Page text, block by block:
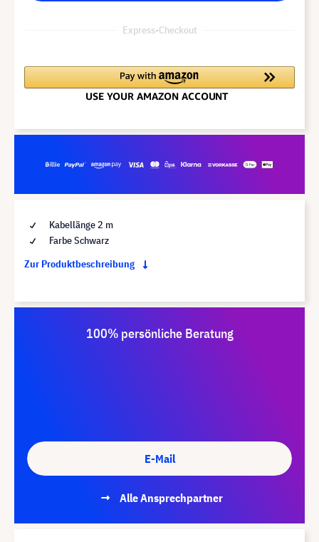
Express-Checkout
Kabellänge 2 m
Farbe Schwarz
Zur Produktbeschreibung
100% persönliche Beratung
E-Mail
Alle Ansprechpartner